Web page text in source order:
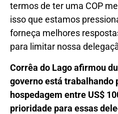
termos de ter uma COP
isso que estamos
forneça melhores
para limitar nossa
Corrêa do Lago afirmou
governoestá trabalhando
hospedagem entre US$
prioridade para essas